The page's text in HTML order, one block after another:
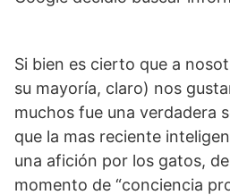
Si bien es cierto que a
su mayoría, claro) nos
muchos fue una verdadera
que la mas reciente
una afición por los gatos,
momento de “conciencia